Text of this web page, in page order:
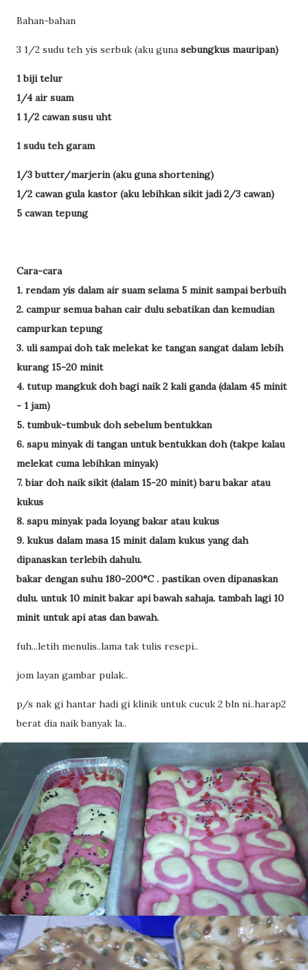
Bahan-bahan
3 1/2 sudu teh yis serbuk (aku guna sebungkus mauripan)
1 biji telur
1/4 air suam
1 1/2 cawansusu uht
1 sudu teh garam
1/3butter/marjerin(aku guna shortening)
1/2 cawan gula kastor (aku lebihkan sikit jadi2/3 cawan)
5 cawantepung
Cara-cara
1. rendam yis dalam air suam selama5 minit sampai berbuih
2. campur semua bahan cair dulu sebatikan dan kemudian
campurkantepung
3. uli sampai doh tak melekat ke tangan sangat dalam lebih
kurang15-20 minit
4. tutup mangkuk doh bagi naik2 kali ganda(dalam45 minit
- 1 jam)
5. tumbuk-tumbuk doh sebelum bentukkan
6. sapu minyak di tangan untuk bentukkan doh(takpe kalau
melekat cuma lebihkan minyak)
7.biar doh naik sikit(dalam15-20 minit)baru bakar atau
kukus
8. sapu minyak pada loyang bakar atau kukus
9. kukus dalam masa15 minit dalam kukus yang dah
dipanaskan terlebih dahulu.
bakar dengan suhu180-200°C . pastikan oven dipanaskan
dulu. untuk10 minit bakar api bawah sahaja. tambah lagi10
minit untuk api atas dan bawah.
fuh...letih menulis..lama tak tulis resepi..
jom layan gambar pulak..
p/s nak gi hantar hadi gi klinik untuk cucuk 2 bln ni..harap2
berat dia naik banyak la..